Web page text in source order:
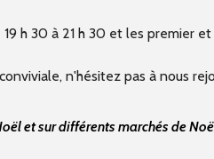
h 30 à 21 h 30 et les premier
n'hésitez pas à nous
et sur différents marchés de